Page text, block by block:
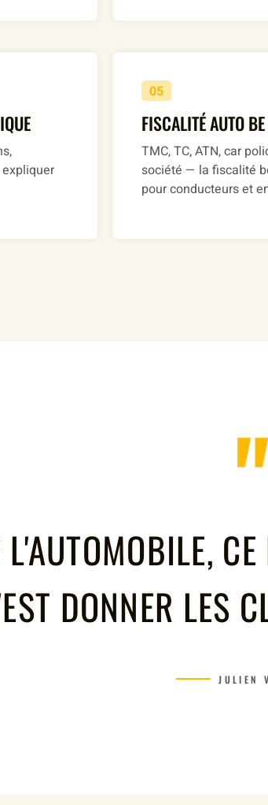
05
FISCALITÉ AUTO BE
TMC, TC, ATN, car
société — la fiscalité
pour conducteurs et
L'AUTOMOBILE,
DONNER LES
JULIEN